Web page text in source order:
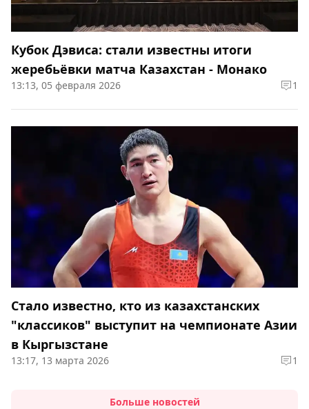
Кубок Дэвиса: стали известны итоги
жеребьёвки матча Казахстан - Монако
13:13, 05 февраля 2026 1
Стало известно, кто из казахстанских
"классиков" выступит на чемпионате Азии
в Кыргызстане
13:17, 13 марта 2026 1
Больше новостей